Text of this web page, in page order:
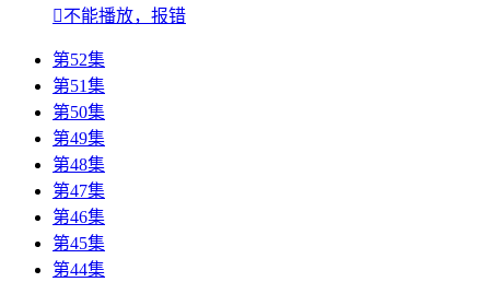
不能播放，报错
第52集
第51集
第50集
第49集
第48集
第47集
第46集
第45集
第44集